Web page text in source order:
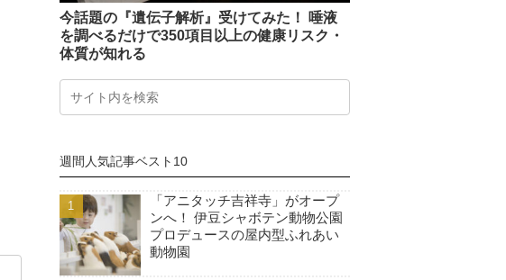
今話題の『遺伝子解析』受けてみた！ 唾液
を調べるだけで350項目以上の健康リスク・
体質が知れる
週間人気記事ベスト10
「アニタッチ吉祥寺」がオープ
ンへ！ 伊豆シャボテン動物公園
プロデュースの屋内型ふれあい
動物園